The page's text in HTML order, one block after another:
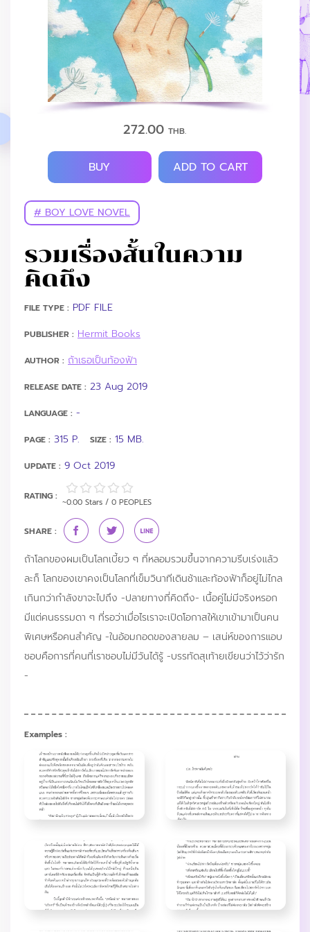
272.00THB.
BUY ADD TO CART
# BOY LOVE NOVEL
รวมเรื่องสั้นในความ
คิดถึง
FILE TYPE : PDF FILE
PUBLISHER : Hermit Books
AUTHOR : ถ้าเธอเป็นท้องฟ้า
RELEASE DATE : 23 Aug 2019
LANGUAGE : -
PAGE : 315 P. SIZE : 15 MB.
UPDATE : 9 Oct 2019
RATING :
~0.00 Stars / 0 PEOPLES
SHARE :
ถ้าโลกของผมเป็นโลกเบี้ยว ๆ ที่หลอมรวมขึ้นจากความรีบเร่งแล้ว
ละก็ โลกของเขาคงเป็นโลกที่เข็มวินาทีเดินช้าและท้องฟ้าก็อยู่ไม่ไกล
เกินกว่ากำลังขาจะไปถึง -ปลายทางที่คิดถึง- เนื้อคู่ไม่มีจริงหรอก
มีแต่คนธรรมดา ๆ ที่รอว่าเมื่อไรเราจะเปิดโอกาสให้เขาเข้ามาเป็นคน
พิเศษหรือคนสำคัญ -ในอ้อมกอดของสายลม – เสน่ห์ของการแอบ
ชอบคือการที่คนที่เราชอบไม่มีวันได้รู้ -บรรทัดสุเท้ายเขียนว่าไว้ว่ารัก
-
Examples :